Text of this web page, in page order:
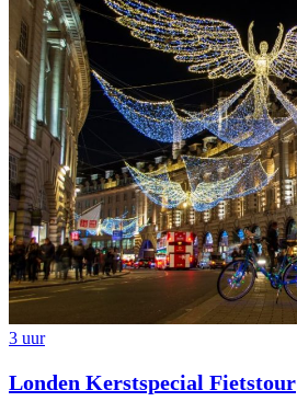
3 uur
Londen Kerstspecial Fietstour